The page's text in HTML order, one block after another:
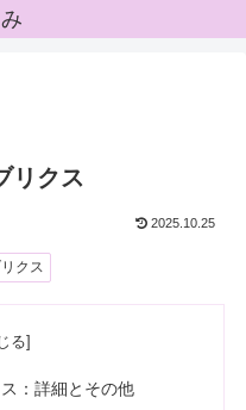
リクス
2025.10.25
クス
：詳細とその他